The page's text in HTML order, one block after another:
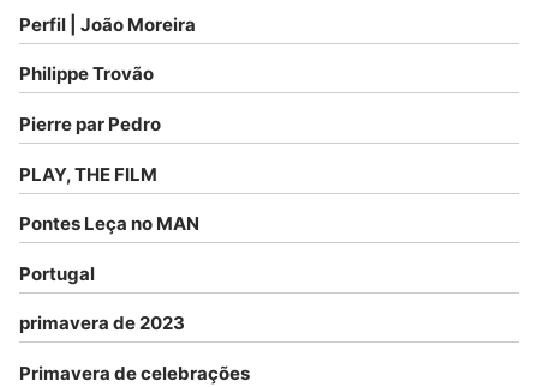
Perfil | João Moreira
Philippe Trovão
Pierre par Pedro
PLAY, THE FILM
Pontes Leça no MAN
Portugal
primavera de 2023
Primavera de celebrações